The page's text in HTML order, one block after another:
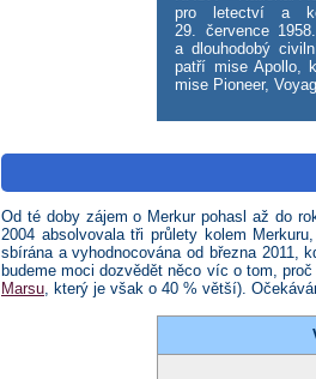
pro letectví a
29. července
a dlouhodobý
patří mise Apollo,
mise Pioneer,
Od té doby zájem o Merkur pohasl až do
2004 absolvovala tři průlety kolem
sbírána a vyhodnocována od března 2011,
budeme moci dozvědět něco víc o tom,
Marsu, který je však o 40 % větší).